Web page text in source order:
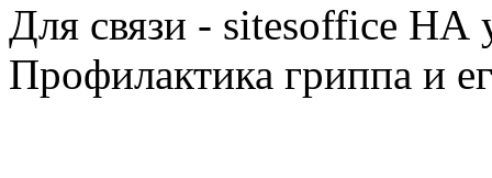
Для связи - sitesoffice НА
Профилактика гриппа и